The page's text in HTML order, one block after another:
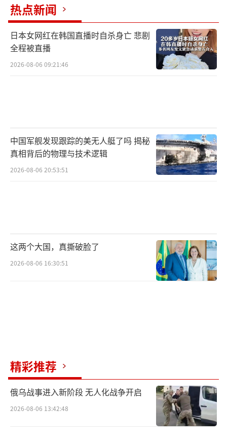
热点新闻
日本女网红在韩国直播时自杀身亡 悲剧
全程被直播
2026-08-06 09:21:46
中国军舰发现跟踪的美无人艇了吗 揭秘
真相背后的物理与技术逻辑
2026-08-06 20:53:51
这两个大国，真撕破脸了
2026-08-06 16:30:51
精彩推荐
俄乌战事进入新阶段 无人化战争开启
2026-08-06 13:42:48